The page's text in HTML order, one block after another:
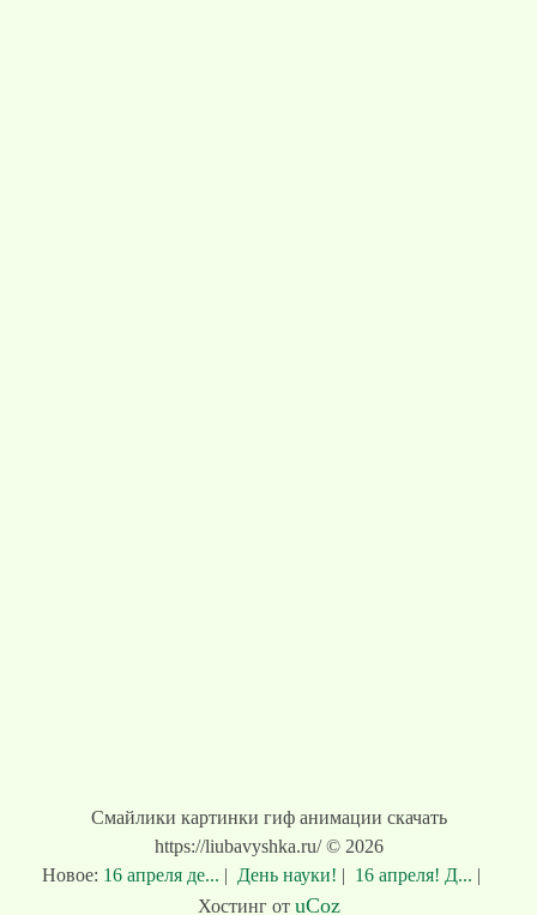
Смайлики картинки гиф анимации скачать
https://liubavyshka.ru/ © 2026
Новое: 16 апреля де... | День науки! | 16 апреля! Д... |
Хостинг от uCoz